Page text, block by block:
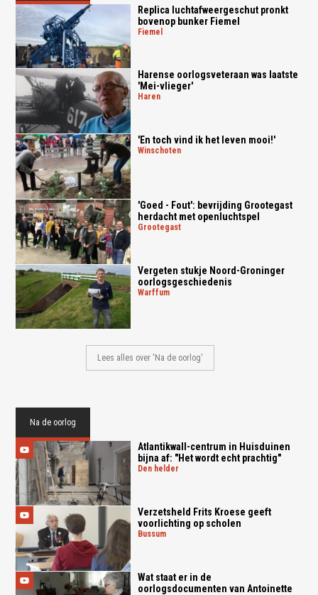
Replica luchtafweergeschut pronkt
bovenop bunker Fiemel
fiemel
Harense oorlogsveteraan was laatste
'Mei-vlieger'
haren
'En toch vind ik het leven mooi!'
winschoten
'Goed - Fout': bevrijding Grootegast
herdacht met openluchtspel
grootegast
Vergeten stukje Noord-Groninger
oorlogsgeschiedenis
warffum
Lees alles over 'Na de oorlog'
Na de oorlog
Atlantikwall-centrum in Huisduinen
bijna af: "Het wordt echt prachtig"
den helder
Verzetsheld Frits Kroese geeft
voorlichting op scholen
bussum
Wat staat er in de
oorlogsdocumenten van Antoinette